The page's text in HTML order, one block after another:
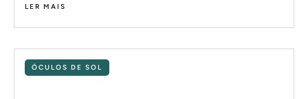
LER MAIS
ÓCULOS DE SOL